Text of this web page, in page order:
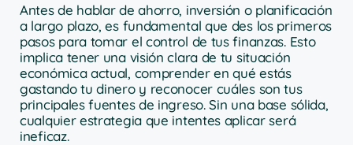
Antes de hablar de ahorro, inversión o planificación
a largo plazo, es fundamental que des los primeros
pasos para tomar el control de tus finanzas. Esto
implica tener una visión clara de tu situación
económica actual, comprender en qué estás
gastando tu dinero y reconocer cuáles son tus
principales fuentes de ingreso. Sin una base sólida,
cualquier estrategia que intentes aplicar será
ineficaz.